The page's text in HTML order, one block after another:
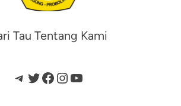
Tau Tentang Kami
Telegram Twitter Facebook InstagramYouTube